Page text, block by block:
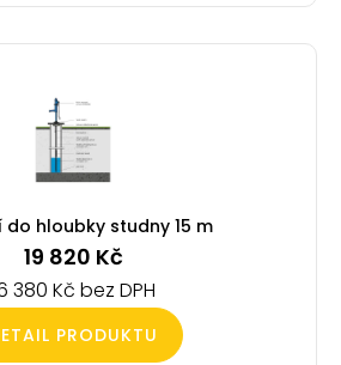
do hloubky studny 15 m
19 820 Kč
380 Kč
PRODUKTU